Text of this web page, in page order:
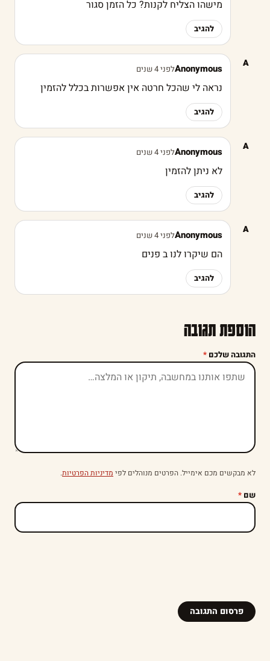
מישהו הצליח לקנות? כל הזמן סגור
להגיב
A
Anonymousלפני 4 שנים
נראה לי שהכל חרטה אין אפשרות בכלל להזמין
להגיב
A
Anonymousלפני 4 שנים
לא ניתן להזמין
להגיב
A
Anonymousלפני 4 שנים
הם שיקרו לנו ב פנים
להגיב
הוספת תגובה
התגובה שלכם *
לא מבקשים מכם אימייל. הפרטים מנוהלים לפי מדיניות הפרטיות.
שם *